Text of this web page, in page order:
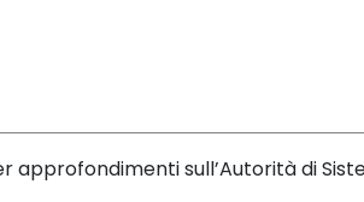
approfondimenti sull’Autorità di